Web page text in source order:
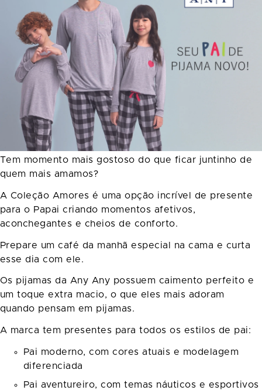
Tem momento mais gostoso do que ficar juntinho de
quem mais amamos?
A Coleção Amores é uma opção incrível de presente
para o Papai criando momentos afetivos,
aconchegantes e cheios de conforto.
Prepare um café da manhã especial na cama e curta
esse dia com ele.
Os pijamas da Any Any possuem caimento perfeito e
um toque extra macio, o que eles mais adoram
quando pensam em pijamas.
A marca tem presentes para todos os estilos de pai:
Pai moderno, com cores atuais e modelagem
diferenciada
Pai aventureiro, com temas náuticos e esportivos